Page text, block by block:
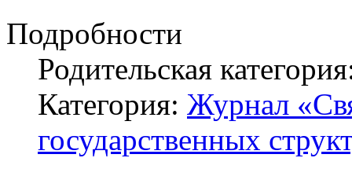
Подробности
Родительская
Категория: Журнал
государственных